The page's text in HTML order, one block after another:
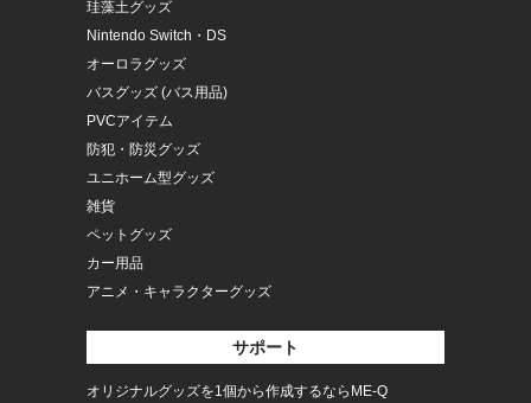
珪藻土グッズ
Nintendo Switch・DS
オーロラグッズ
バスグッズ (バス用品)
PVCアイテム
防犯・防災グッズ
ユニホーム型グッズ
雑貨
ペットグッズ
カー用品
アニメ・キャラクターグッズ
サポート
オリジナルグッズを1個から作成するならME-Q